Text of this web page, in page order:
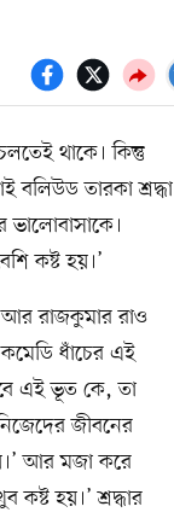
থাকে। কিন্তু
বলিউড তারকা শ্রদ্ধা
কষ্ট হয়।’
আর রাজকুমার রাও
কমেডি ধাঁচের এই
এই ভূত কে, তা
জীবনের
আর মজা করে
হয়।’ শ্রদ্ধার